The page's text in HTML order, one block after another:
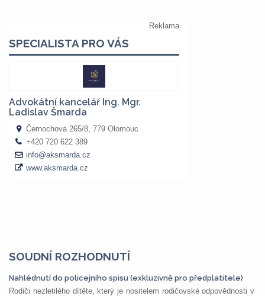
SOUDNÍ ROZHODNUTÍ
Nahlédnutí do policejního spisu (exkluzivně pro předplatitele)
Rodiči nezletilého dítěte, který je nositelem rodičovské odpovědnosti v